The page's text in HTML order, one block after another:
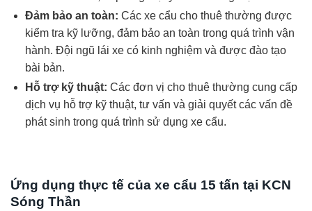
Đảm bảo an toàn: Các xe cẩu cho thuê thường được
kiểm tra kỹ lưỡng, đảm bảo an toàn trong quá trình vận
hành. Đội ngũ lái xe có kinh nghiệm và được đào tạo
bài bản.
Hỗ trợ kỹ thuật: Các đơn vị cho thuê thường cung cấp
dịch vụ hỗ trợ kỹ thuật, tư vấn và giải quyết các vấn đề
phát sinh trong quá trình sử dụng xe cẩu.
Ứng dụng thực tế của xe cẩu 15 tấn tại KCN
Sóng Thần